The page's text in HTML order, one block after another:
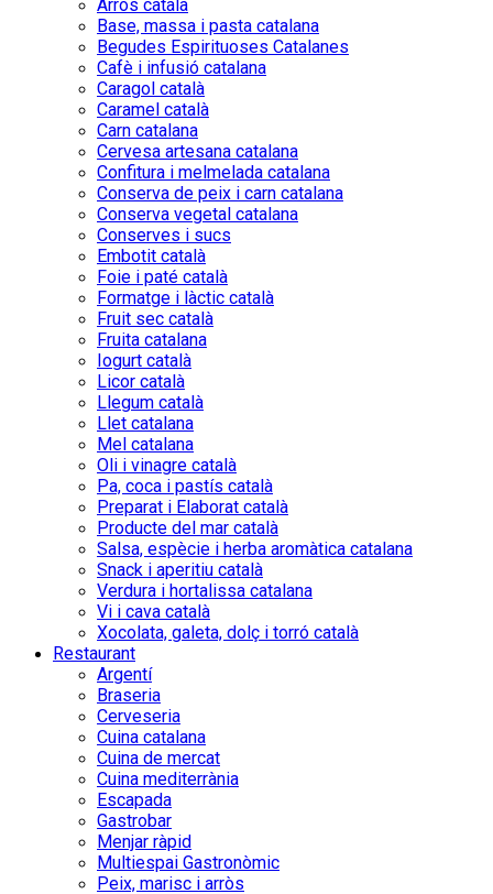
Arròs català
Base, massa i pasta catalana
Begudes Espirituoses Catalanes
Cafè i infusió catalana
Caragol català
Caramel català
Carn catalana
Cervesa artesana catalana
Confitura i melmelada catalana
Conserva de peix i carn catalana
Conserva vegetal catalana
Conserves i sucs
Embotit català
Foie i paté català
Formatge i làctic català
Fruit sec català
Fruita catalana
Iogurt català
Licor català
Llegum català
Llet catalana
Mel catalana
Oli i vinagre català
Pa, coca i pastís català
Preparat i Elaborat català
Producte del mar català
Salsa, espècie i herba aromàtica catalana
Snack i aperitiu català
Verdura i hortalissa catalana
Vi i cava català
Xocolata, galeta, dolç i torró català
Restaurant
Argentí
Braseria
Cerveseria
Cuina catalana
Cuina de mercat
Cuina mediterrània
Escapada
Gastrobar
Menjar ràpid
Multiespai Gastronòmic
Peix, marisc i arròs